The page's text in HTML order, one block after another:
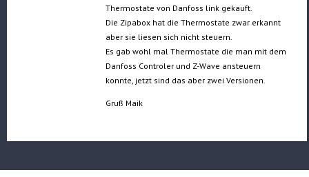
Thermostate von Danfoss link gekauft.
Die Zipabox hat die Thermostate zwar erkannt
aber sie liesen sich nicht steuern.
Es gab wohl mal Thermostate die man mit dem
Danfoss Controler und Z-Wave ansteuern
konnte, jetzt sind das aber zwei Versionen.
Gruß Maik